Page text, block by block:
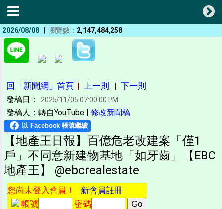
2026/08/08 | 瀏覽數： 2,147,484,258
回「新聞網」首頁 | 上一則 | 下一則
發稿日： 2025/11/05 07:00:00 PM
發稿人：轉自YouTube | 修改新聞稿
【地產王日報】百億危老改建案「僅1
戶」不同意新建物基地「如牙齒」【EBC
地產王】 @ebcrealestate
您尚未登入會員！ 新會員註冊
帳號
密碼